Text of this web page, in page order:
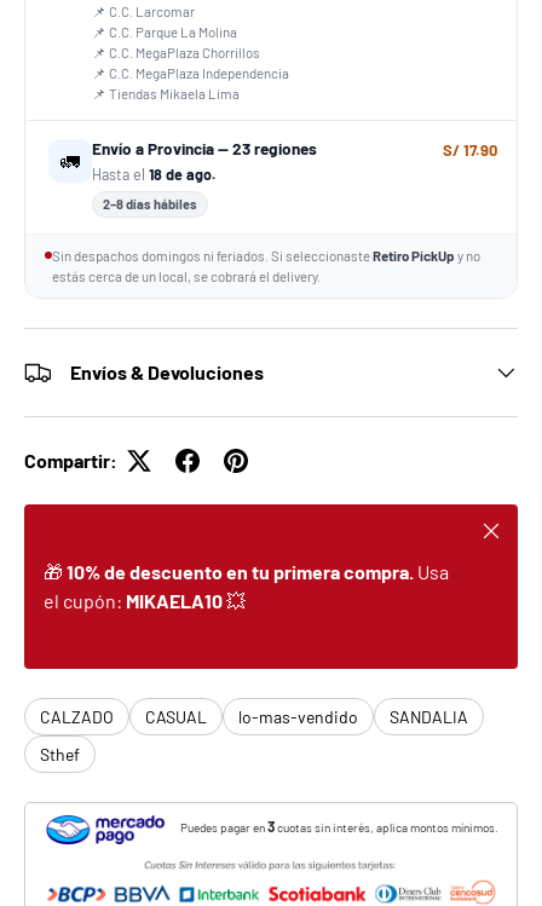
📌 C.C. Larcomar
📌 C.C. Parque La Molina
📌 C.C. MegaPlaza Chorrillos
📌 C.C. MegaPlaza Independencia
📌 Tiendas Mikaela Lima
🚛
Envío a Provincia — 23 regiones
Hasta el 18 de ago.
2–8 días hábiles
S/ 17.90
Sin despachos domingos ni feriados. Si seleccionasteRetiro PickUp y no
estás cerca de un local, se cobrará el delivery.
Envíos & Devoluciones
Compartir:
🎁 10% de descuento en tu primera compra. Usa
el cupón: MIKAELA10💥
Cerrar
CALZADO CASUAL lo-mas-vendido
SANDALIA
Sthef
Puedes pagar en3cuotas sin interés, aplica montos mínimos.